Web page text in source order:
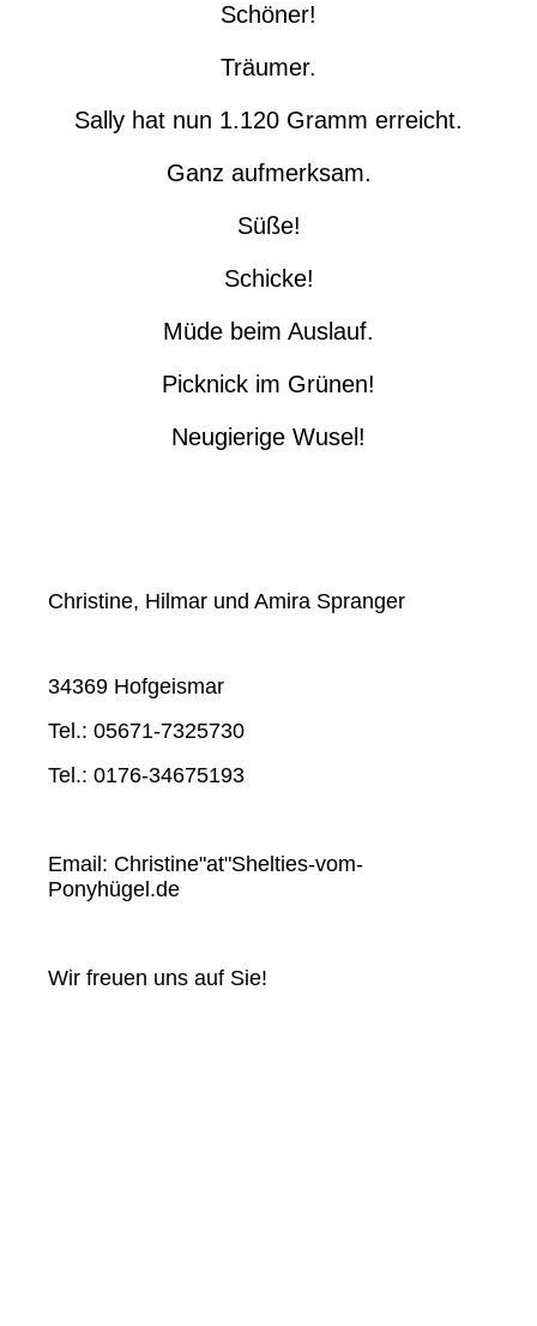
Schöner!
Träumer.
Sally hat nun 1.120 Gramm erreicht.
Ganz aufmerksam.
Süße!
Schicke!
Müde beim Auslauf.
Picknick im Grünen!
Neugierige Wusel!
Christine, Hilmar und Amira Spranger
34369 Hofgeismar
Tel.: 05671-7325730
Tel.: 0176-34675193
Email: Christine"at"Shelties-vom-
Ponyhügel.de
Wir freuen uns auf Sie!